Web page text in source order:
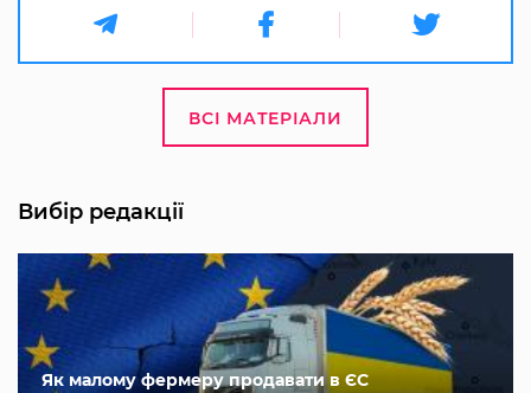
ВСІ МАТЕРІАЛИ
Вибір редакції
Як малому фермеру продавати в ЄС